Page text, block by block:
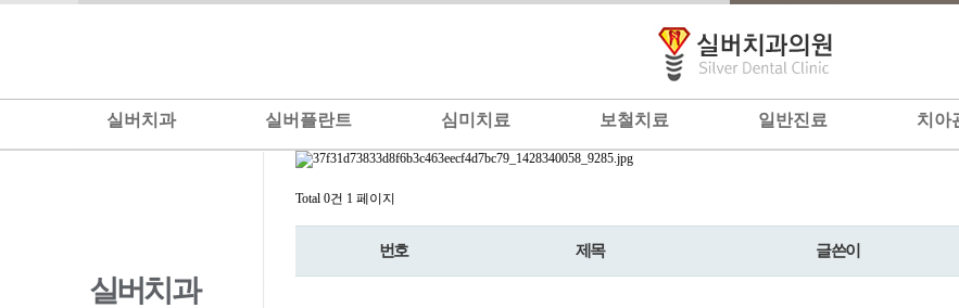
실버치과 실버플란트 심미치료 보철치료 일반진료 치아
실버치과
Total 0건 1 페이지
번호 제목 글쓴이